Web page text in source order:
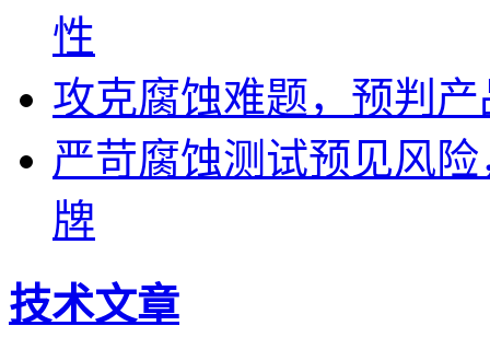
性
攻克腐蚀难题，预判
严苛腐蚀测试预见风
牌
技术文章